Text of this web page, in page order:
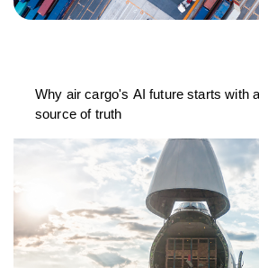
Why air cargo's AI future starts with
source of truth